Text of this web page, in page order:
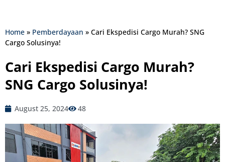
Home » Pemberdayaan » Cari Ekspedisi Cargo Murah? SNG
Cargo Solusinya!
Cari Ekspedisi Cargo Murah?
SNG Cargo Solusinya!
August 25, 2024 48